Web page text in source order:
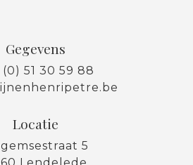
Gegevens
(0) 51 30 59 88
Locatie
5